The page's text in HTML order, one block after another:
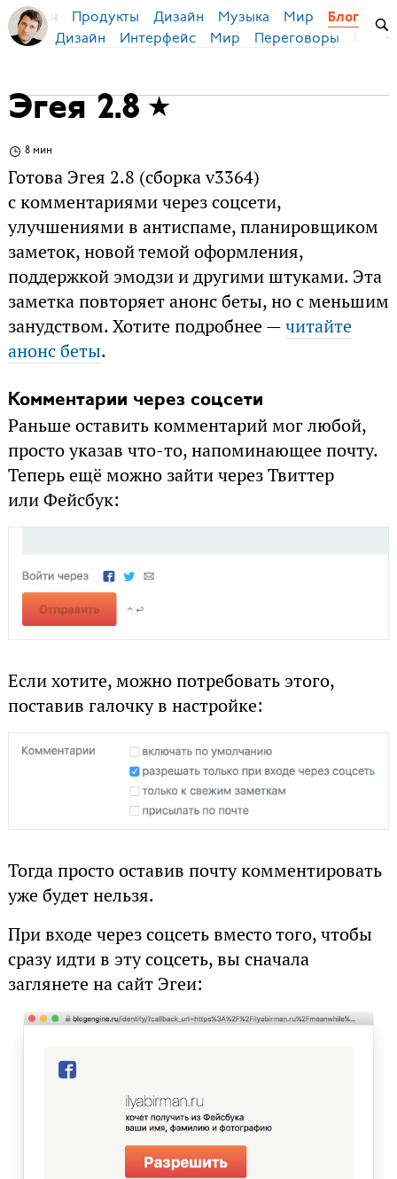
Бирман Продукты Дизайн Музыка Мир Блог
Дизайн Интерфейс Мир Переговоры
Эгея 2.8
8 мин
Готова Эгея 2.8 (сборка v3364)
с комментариями через соцсети,
улучшениями в антиспаме, планировщиком
заметок, новой темой оформления,
поддержкой эмодзи и другими штуками. Эта
заметка повторяет анонс беты, но с меньшим
занудством. Хотите подробнее —читайте
анонс беты.
Комментарии через соцсети
Раньше оставить комментарий мог любой,
просто указав что-то, напоминающее почту.
Теперь ещё можно зайти через Твиттер
или Фейсбук:
Если хотите, можно потребовать этого,
поставив галочку в настройке:
Тогда просто оставив почту комментировать
уже будет нельзя.
При входе через соцсеть вместо того, чтобы
сразу идти в эту соцсеть, вы сначала
заглянете на сайт Эгеи: